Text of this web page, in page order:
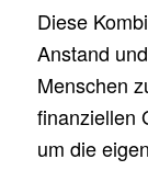
Diese
Anstand
Menschen
finanziellen
um die